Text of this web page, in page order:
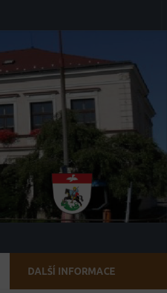
DALŠÍ INFORMACE